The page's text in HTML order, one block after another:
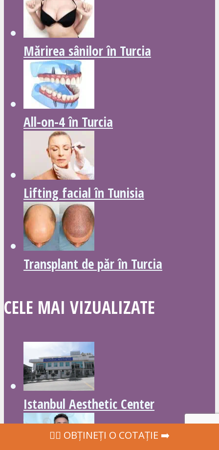
Mărirea sânilor în Turcia
All-on-4 în Turcia
Lifting facial în Tunisia
Transplant de păr în Turcia
CELE MAI VIZUALIZATE
Istanbul Aesthetic Center
‍👩‍⚕ OBȚINEȚI O COTAȚIE ➡️